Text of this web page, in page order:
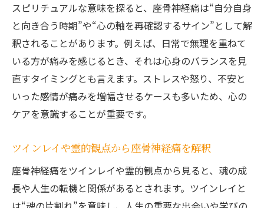
スピリチュアルな意味を探ると、座骨神経痛は“自分自身
と向き合う時期”や“心の軸を再確認するサイン”として解
釈されることがあります。例えば、日常で無理を重ねて
いる方が痛みを感じるとき、それは心身のバランスを見
直すタイミングとも言えます。ストレスや怒り、不安と
いった感情が痛みを増幅させるケースも多いため、心の
ケアを意識することが重要です。
ツインレイや霊的観点から座骨神経痛を解釈
座骨神経痛をツインレイや霊的観点から見ると、魂の成
長や人生の転機と関係があるとされます。ツインレイと